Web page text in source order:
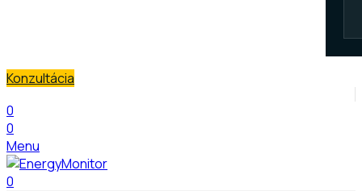
Konzultácia
0
0
Menu
0